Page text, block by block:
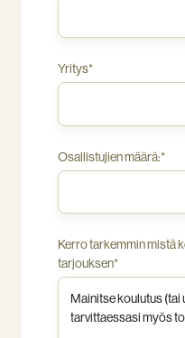
Yritys*
Osallistujien määrä:*
Kerro tarkemmin mistä
tarjouksen*